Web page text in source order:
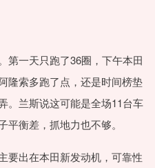
第一天只跑了36圈，下午本田
隆索多跑了点，还是时间榜垫
。兰斯说这可能是全场11台车
衡差，抓地力也不够。
要出在本田新发动机，可靠性